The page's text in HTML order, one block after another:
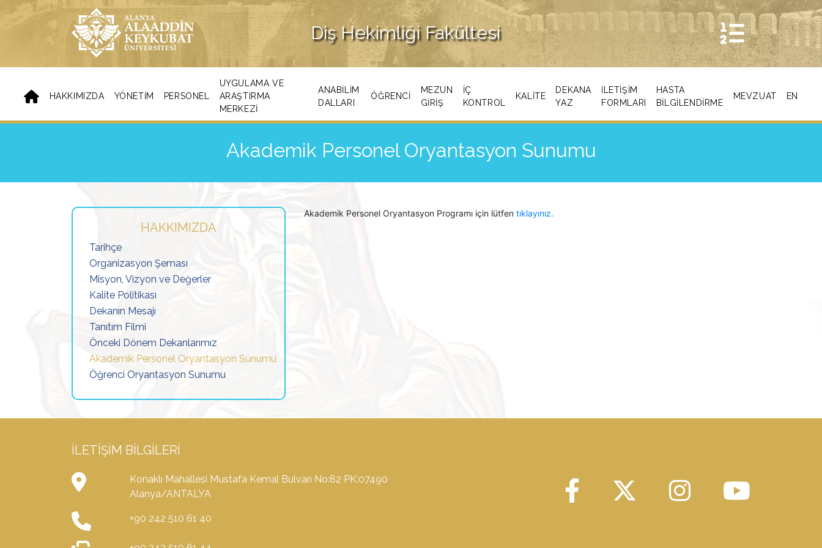
Diş Hekimliği Fakültesi
HAKKIMIZDA YÖNETIM PERSONEL
UYGULAMA VE
ARAŞTIRMA
MERKEZI
ANABILIM
DALLARI
ÖĞRENCI
MEZUN
GİRİŞ
İÇ
KONTROL
KALITE
DEKANA
YAZ
İLETIŞIM
FORMLARI
HASTA
BİLGİLENDİRME
MEVZUAT EN
Akademik Personel Oryantasyon Sunumu
HAKKIMIZDA
Tarihçe
Organizasyon Şeması
Misyon, Vizyon ve Değerler
Kalite Politikası
Dekanın Mesajı
Tanıtım Filmi
Önceki Dönem Dekanlarımız
Akademik Personel Oryantasyon Sunumu
Öğrenci Oryantasyon Sunumu
Akademik Personel Oryantasyon Programı için lütfen tıklayınız.
İLETIŞIM BILGILERI
Konaklı Mahallesi Mustafa Kemal Bulvarı No:82 PK:07490
Alanya/ANTALYA
+90 242 510 61 40